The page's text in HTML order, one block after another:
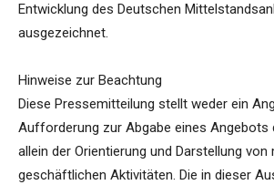
Entwicklung des Deutschen
ausgezeichnet.
Hinweise zur Beachtung
Diese Pressemitteilung stellt weder ein
Aufforderung zur Abgabe eines Angebots
allein der Orientierung und Darstellung von
geschäftlichen Aktivitäten. Die in dieser